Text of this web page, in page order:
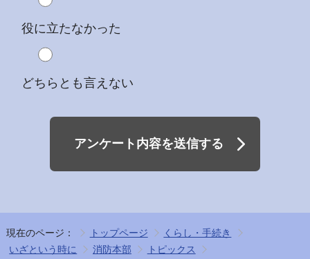
役に立たなかった
どちらとも言えない
アンケート内容を送信する
現在のページ： トップページ
くらし・手続き
いざという時に
消防本部
トピックス